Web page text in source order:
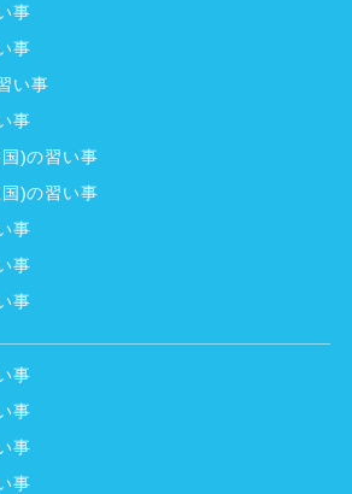
事
事
い事
事
)の習い事
)の習い事
事
事
事
事
事
事
事